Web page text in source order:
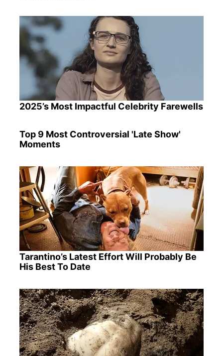
2025’s Most Impactful Celebrity Farewells
Top 9 Most Controversial 'Late Show'
Moments
Tarantino’s Latest Effort Will Probably Be
His Best To Date